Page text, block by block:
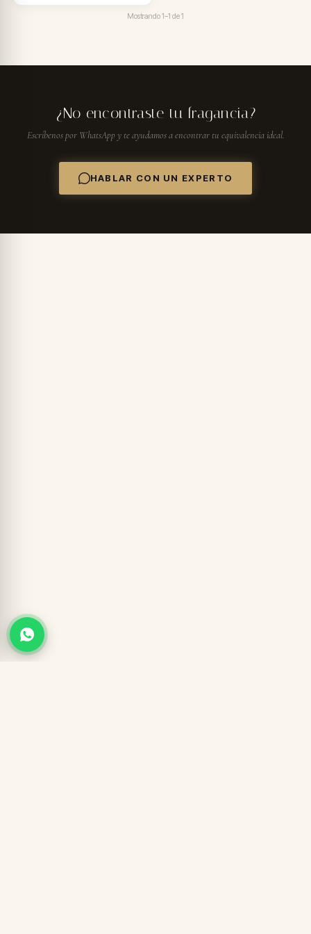
Mostrando1–1 de1
¿No encontraste tu fragancia?
Escríbenos por WhatsApp y te ayudamos a encontrar tu equivalencia ideal.
HABLAR CON UN EXPERTO